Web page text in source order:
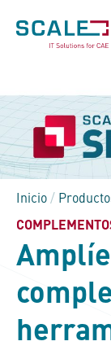
Inicio /
Amplíe